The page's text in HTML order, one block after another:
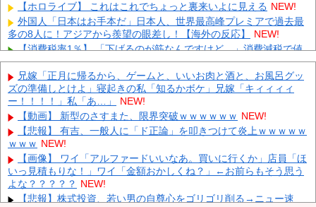
【ホロライブ】 これはこれでちょっと裏来いよに見える NEW!
外国人「日本はお手本だ」日本人、世界最高峰プレミアで過去最
多の8人に！アジアから羨望の眼差し！【海外の反応】
NEW!
【消費税率1％】 「下げるのが筋なんですけど…」消費減税で値
下がりする分と同じだけ商品を値上げして店頭価格を変えない店も
NEW!
中国「大洪水！」中国ダム「決壊」地元民「公式発表より死者多
い！」中国政府「住民拘束！（安否不明」中国当局「救助隊動画も
削除」台風13号「三峡ダム接近中」→ NEW!
「中国人ってこんなに嫌われているの？」日本生活9年目で明か
す本心！ NEW!
韓国人の対日好感度が過去最高に、「ノージャパン」は終わっ
た？＝ネット「中国より100倍いい」
NEW!
【朗報】 消費減税、閣議決定 来年4月から2年間1％に
兄嫁「正月に帰るから、ゲームと、いいお肉と酒と、お風呂グッ
ズの準備しとけよ」寝起きの私「知るかボケ」兄嫁「キィィィィ
ー！！！！」私「あ…」
NEW!
【動画】 新型のさすまた、限界突破ｗｗｗｗｗｗ NEW!
【悲報】 有吉、一般人に「ド正論」を叩きつけて炎上ｗｗｗｗｗ
ｗｗｗ NEW!
【画像】 ワイ「アルファードいいなあ。買いに行くか」店員「ほ
いっ見積もりな！」ワイ「金額おかしくね？」←お前らもそう思う
よな？？？？？ NEW!
【悲報】株式投資、若い男の自尊心をゴリゴリ削る→ニュー速